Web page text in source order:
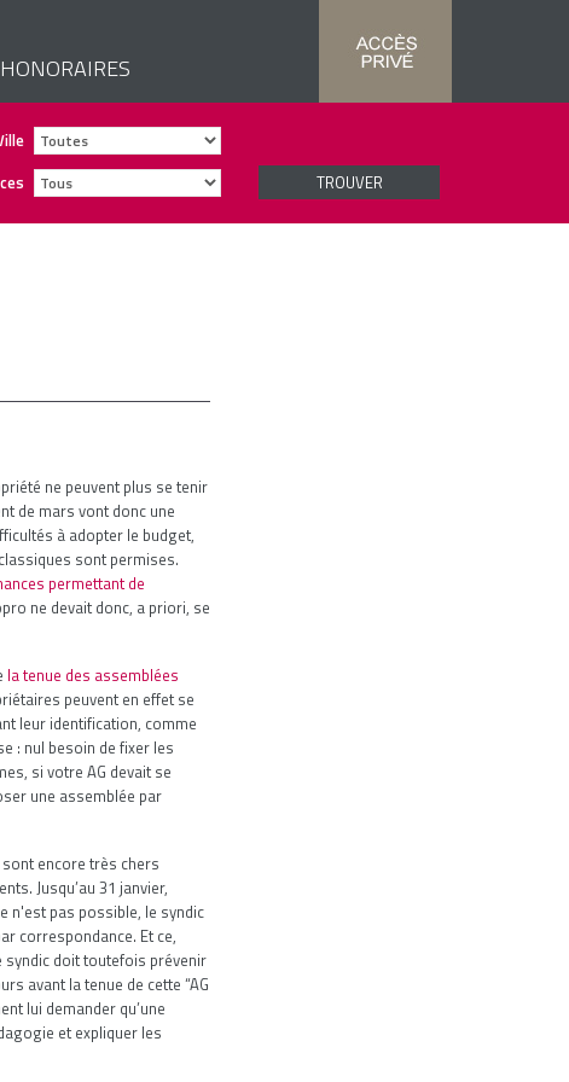
HONORAIRES
TROUVER
ne peuvent plus se tenir
de mars vont donc une
à adopter le budget,
sont permises.
permettant de
ne devait donc, a priori, se
la tenue des assemblées
peuvent en effet se
leur identification, comme
: nul besoin de fixer les
si votre AG devait se
une assemblée par
encore très chers
Jusqu’au 31 janvier,
n'est pas possible, le syndic
correspondance. Et ce,
syndic doit toutefois prévenir
avant la tenue de cette “AG
lui demander qu’une
et expliquer les